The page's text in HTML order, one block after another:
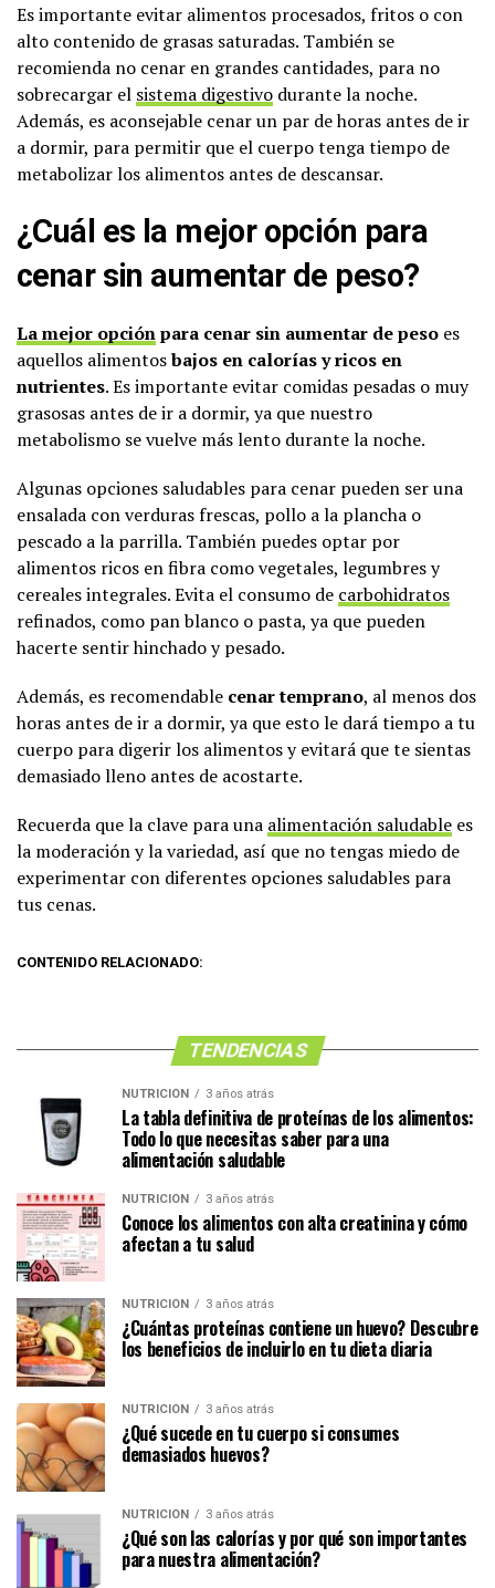
Es importante evitar alimentos procesados, fritos o con
alto contenido de grasas saturadas. También se
recomienda no cenar en grandes cantidades, para no
sobrecargar el sistema digestivo durante la noche.
Además, es aconsejable cenar un par de horas antes de ir
a dormir, para permitir que el cuerpo tenga tiempo de
metabolizar los alimentos antes de descansar.
¿Cuál es la mejor opción para
cenar sin aumentar de peso?
La mejor opciónpara cenar sin aumentar de peso es
aquellos alimentosbajos en calorías y ricos en
nutrientes. Es importante evitar comidas pesadas o muy
grasosas antes de ir a dormir, ya que nuestro
metabolismo se vuelve más lento durante la noche.
Algunas opciones saludables para cenar pueden ser una
ensalada con verduras frescas, pollo a la plancha o
pescado a la parrilla. También puedes optar por
alimentos ricos en fibra como vegetales, legumbres y
cereales integrales. Evita el consumo de carbohidratos
refinados, como pan blanco o pasta, ya que pueden
hacerte sentir hinchado y pesado.
Además, es recomendable cenar temprano, al menos dos
horas antes de ir a dormir, ya que esto le dará tiempo a tu
cuerpo para digerir los alimentos y evitará que te sientas
demasiado lleno antes de acostarte.
Recuerda que la clave para una alimentación saludable es
la moderación y la variedad, así que no tengas miedo de
experimentar con diferentes opciones saludables para
tus cenas.
CONTENIDO RELACIONADO:
TENDENCIAS
NUTRICIÓN 3 años atrás
La tabla definitiva de proteínas de los alimentos:
Todo lo que necesitas saber para una
alimentación saludable
NUTRICIÓN 3 años atrás
Conoce los alimentos con alta creatinina y cómo
afectan a tu salud
NUTRICIÓN 3 años atrás
¿Cuántas proteínas contiene un huevo? Descubre
los beneficios de incluirlo en tu dieta diaria
NUTRICIÓN 3 años atrás
¿Qué sucede en tu cuerpo si consumes
demasiados huevos?
NUTRICIÓN 3 años atrás
¿Qué son las calorías y por qué son importantes
para nuestra alimentación?